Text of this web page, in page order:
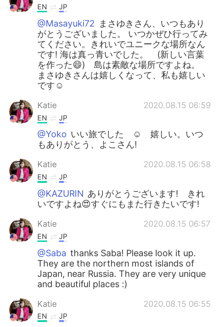
EN JP
@Masayuki72
まさゆきさん、いつもあり
がとうございました。 いつかぜひ行ってみ
てください。きれいでユニークな場所なん
です! 海は真っ青いでした。 (新しい言葉
を作った😄) 島は素敵な場所ですよね。
まさゆきさんは嬉しくなって、私も嬉しい
です☺
Katie 2020.08.15 06:59
EN JP
@Yoko いい旅でした ☺ 嬉しい。いつ
もありがとう、よこさん!
Katie 2020.08.15 06:58
EN JP
@KAZURIN ありがとうございます! きれ
いですよね😍すぐにもまた行きたいです!
Katie 2020.08.15 06:57
EN JP
@Saba thanks Saba! Please look it up.
They are the northern most islands of
Japan, near Russia. They are very unique
and beautiful places :)
Katie 2020.08.15 06:55
EN JP